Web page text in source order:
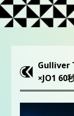
Gulliver
×JO1 60